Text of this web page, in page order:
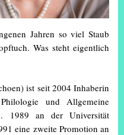
Jahren so viel Staub
Was steht eigentlich
ist seit 2004 Inhaberin
und Allgemeine
1989 an der Universität
eine zweite Promotion an